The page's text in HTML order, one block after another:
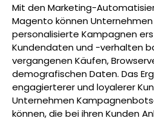
Mit den Marketing-
Magento können
personalisierte Kampagnen
Kundendaten und -verhalten
vergangenen Käufen,
demografischen Daten. Das
engagierterer und loyalerer
Unternehmen
können, die bei ihren Kunden